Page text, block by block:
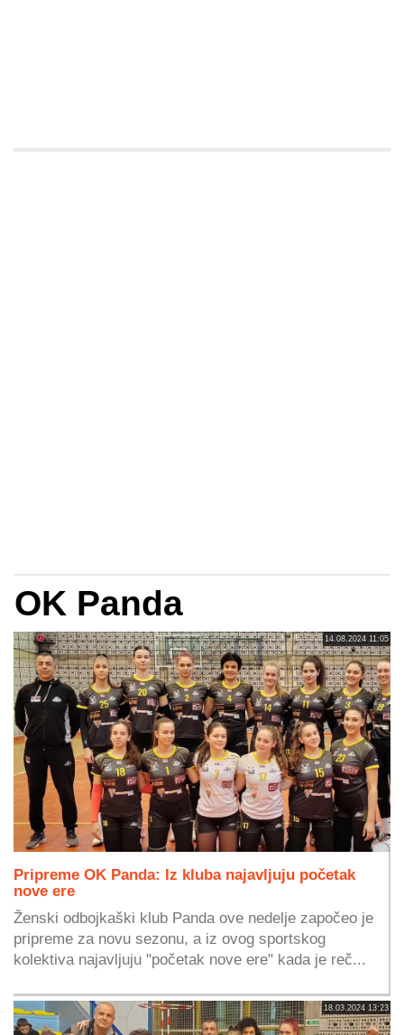
OK Panda
14.08.2024 11:05
Pripreme OK Panda: Iz kluba najavljuju početak
nove ere
Ženski odbojkaški klub Panda ove nedelje započeo je
pripreme za novu sezonu, a iz ovog sportskog
kolektiva najavljuju "početak nove ere" kada je reč...
18.03.2024 13:23